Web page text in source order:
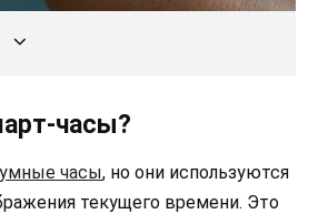
часы?
умные часы, но они используются
текущего времени. Это